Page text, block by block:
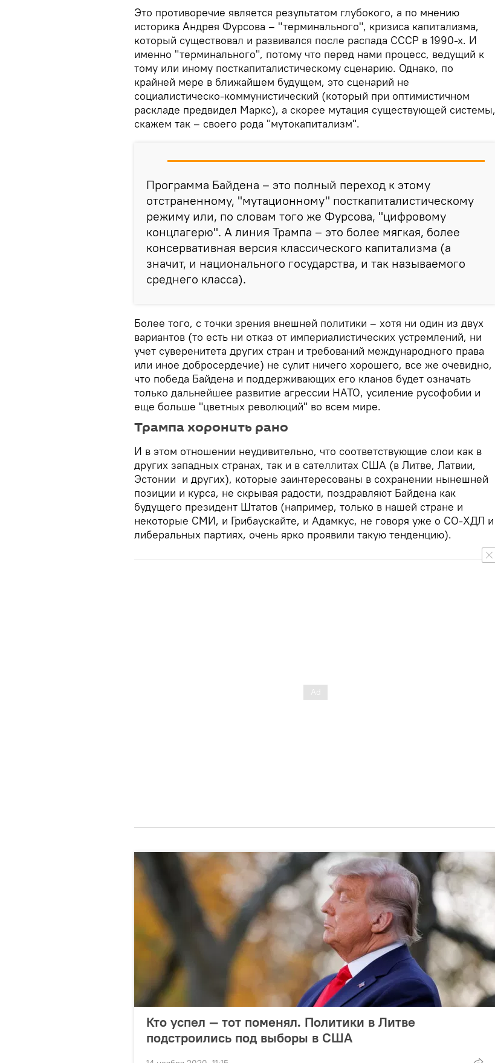
Это противоречие является результатом глубокого, а по мнению
историка Андрея Фурсова – "терминального", кризиса капитализма,
который существовал и развивался после распада СССР в 1990-х. И
именно "терминального", потому что перед нами процесс, ведущий к
тому или иному посткапиталистическому сценарию. Однако, по
крайней мере в ближайшем будущем, это сценарий не
социалистическо-коммунистический (который при оптимистичном
раскладе предвидел Маркс), а скорее мутация существующей системы,
скажем так – своего рода "мутокапитализм".
Программа Байдена – это полный переход к этому
отстраненному, "мутационному" посткапиталистическому
режиму или, по словам того же Фурсова, "цифровому
концлагерю". А линия Трампа – это более мягкая, более
консервативная версия классического капитализма (а
значит, и национального государства, и так называемого
среднего класса).
Более того, с точки зрения внешней политики – хотя ни один из двух
вариантов (то есть ни отказ от империалистических устремлений, ни
учет суверенитета других стран и требований международного права
или иное добросердечие) не сулит ничего хорошего, все же очевидно,
что победа Байдена и поддерживающих его кланов будет означать
только дальнейшее развитие агрессии НАТО, усиление русофобии и
еще больше "цветных революций" во всем мире.
Трампа хоронить рано
И в этом отношении неудивительно, что соответствующие слои как в
других западных странах, так и в сателлитах США (в Литве, Латвии,
Эстонии и других), которые заинтересованы в сохранении нынешней
позиции и курса, не скрывая радости, поздравляют Байдена как
будущего президент Штатов (например, только в нашей стране и
некоторые СМИ, и Грибаускайте, и Адамкус, не говоря уже о СО-ХДЛ и
либеральных партиях, очень ярко проявили такую ​​тенденцию).
Кто успел — тот поменял. Политики в Литве
подстроились под выборы в США